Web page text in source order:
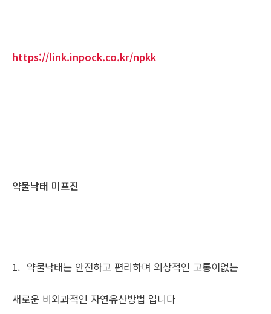
https://link.inpock.co.kr/npkk
약물낙태 미프진
1. 약물낙태는 안전하고 편리하며 외상적인 고통이없는
새로운 비외과적인 자연유산방법 입니다